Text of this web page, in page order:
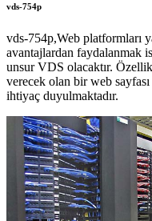
vds-754p
vds-754p,Web platformları
avantajlardan faydalanmak
unsur VDS olacaktır.
verecek olan bir web
ihtiyaç duyulmaktadır.